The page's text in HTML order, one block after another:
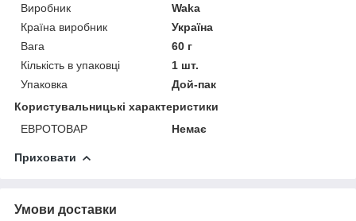
Виробник
Waka
Країна виробник
Україна
Вага
60 г
Кількість в упаковці
1 шт.
Упаковка
Дой-пак
Користувальницькі характеристики
ЕВРОТОВАР
Немає
Приховати
Умови доставки